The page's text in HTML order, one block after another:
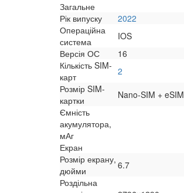
Загальне
Рік випуску
2022
Операційна
система
IOS
Версія ОС
16
Кількість SIM-
карт
2
Розмір SIM-
картки
Nano-SIM + eSIM
Ємність
акумулятора,
мАг
Екран
Розмір екрану,
дюйми
6.7
Роздільна